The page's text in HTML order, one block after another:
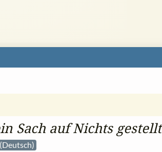
Sach auf Nichts gestellt